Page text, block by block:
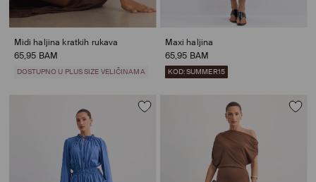
Midi haljina kratkih rukava
65,95 BAM
DOSTUPNO U PLUS SIZE VELIČINAMA
Maxi haljina
65,95 BAM
KOD: SUMMER15